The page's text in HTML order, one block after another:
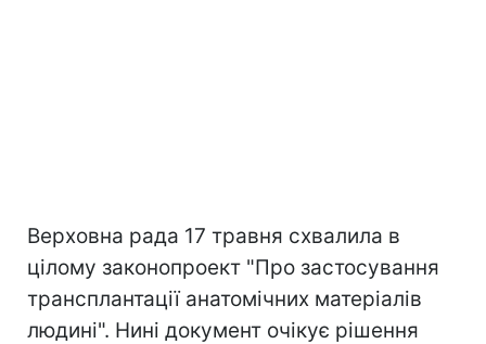
Верховна рада 17 травня схвалила в
цілому законопроект "Про застосування
трансплантації анатомічних матеріалів
людині". Нині документ очікує рішення